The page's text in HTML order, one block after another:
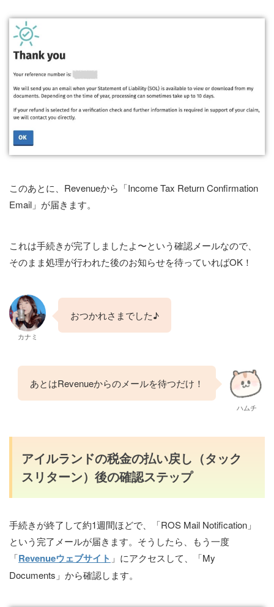
このあとに、Revenueから「Income Tax Return Confirmation
Email」が届きます。
これは手続きが完了しましたよ〜という確認メールなので、
そのまま処理が行われた後のお知らせを待っていればOK！
カナミ
おつかれさまでした♪
あとはRevenueからのメールを待つだけ！
ハムチ
アイルランドの税金の払い戻し（タック
スリターン）後の確認ステップ
手続きが終了して約1週間ほどで、「ROS Mail Notification」
という完了メールが届きます。そうしたら、もう一度
「Revenueウェブサイト 」にアクセスして、「My
Documents」から確認します。